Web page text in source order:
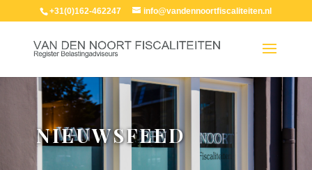
+31(0)162-462247 info@vandennoortfiscaliteiten.nl
NIEUWSFEED